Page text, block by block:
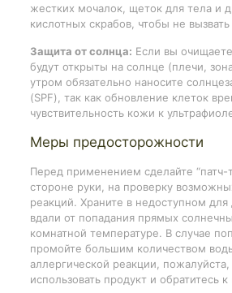
жестких мочалок, щеток для тела и
кислотных скрабов, чтобы не
Защита от солнца: Если вы
будут открыты на солнце (плечи,
утром обязательно наносите
(SPF), так как обновление клеток
чувствительность кожи к
Меры предосторожности
Перед применением сделайте “патч-
стороне руки, на проверку
реакций. Храните в недоступном для
вдали от попадания прямых
комнатной температуре. В случае
промойте большим количеством
аллергической реакции, пожалуйста,
использовать продукт и обратитесь к